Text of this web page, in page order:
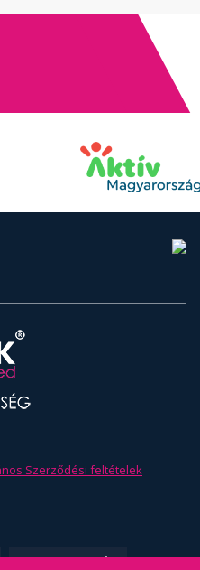
Szerződési feltételek
SPORTORVOSLÁS